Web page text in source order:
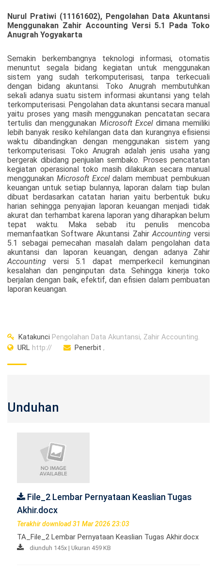
Nurul Pratiwi (11161602), Pengolahan Data Akuntansi
Menggunakan Zahir Accounting Versi 5.1 Pada Toko
Anugrah Yogyakarta
Semakin berkembangnya teknologi informasi, otomatis
menuntut segala bidang kegiatan untuk menggunakan
sistem yang sudah terkomputerisasi, tanpa terkecuali
dengan bidang akuntansi. Toko Anugrah membutuhkan
sekali adanya suatu sistem informasi akuntansi yang telah
terkomputerisasi. Pengolahan data akuntansi secara manual
yaitu proses yang masih menggunakan pencatatan secara
tertulis dan menggunakan Microsoft Excel dimana memiliki
lebih banyak resiko kehilangan data dan kurangnya efisiensi
waktu dibandingkan dengan menggunakan sistem yang
terkomputerisasi. Toko Anugrah adalah jenis usaha yang
bergerak dibidang penjualan sembako. Proses pencatatan
kegiatan operasional toko masih dilakukan secara manual
menggunakan Microsoft Exceldalam membuat pembukuan
keuangan untuk setiap bulannya, laporan dalam tiap bulan
dibuat berdasarkan catatan harian yaitu berbentuk buku
harian sehingga penyajian laporan keuangan menjadi tidak
akurat dan terhambat karena laporan yang diharapkan belum
tepat waktu. Maka sebab itu penulis mencoba
memanfaatkan Software Akuntansi ZahirAccountingversi
5.1 sebagai pemecahan masalah dalam pengolahan data
akuntansi dan laporan keuangan, dengan adanya Zahir
Accounting versi 5.1 dapat memperkecil kemunginan
kesalahan dan penginputan data. Sehingga kinerja toko
berjalan dengan baik, efektif, dan efisien dalam pembuatan
laporan keuangan.
Katakunci Pengolahan Data Akuntansi, Zahir Accounting.
URL http:// Penerbit ,
Unduhan
File_2 Lembar Pernyataan Keaslian Tugas
Akhir.docx
Terakhir download 31 Mar 2026 23:03
TA_File_2 Lembar Pernyataan Keaslian Tugas Akhir.docx
diunduh 145x | Ukuran 459 KB